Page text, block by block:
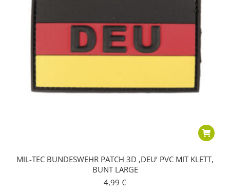
MIL-TEC BUNDESWEHR PATCH 3D ‚DEU‘ PVC MIT KLETT,
BUNT LARGE
4,99 €